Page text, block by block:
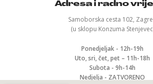
Adresa i radno
Samoborska cesta 102,
(u sklopu Konzuma
Ponedjeljak - 12h-19h
Uto, sri, čet, pet – 11h-18h
Subota - 9h-14h
Nedjelja - ZATVORENO